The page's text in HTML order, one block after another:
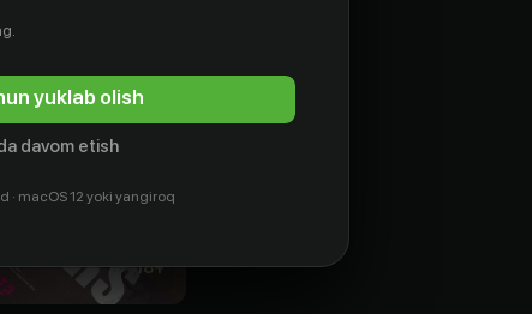
18+
yuklab olish
davom etish
· macOS 12 yoki yangiroq